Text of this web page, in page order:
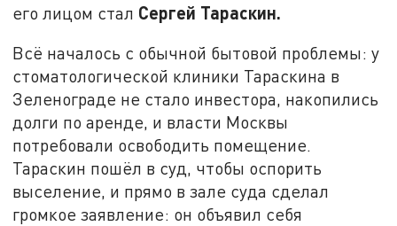
его лицом стал Сергей Тараскин.
Всё началось с обычной бытовой проблемы: у
стоматологической клиники Тараскина в
Зеленограде не стало инвестора, накопились
долги по аренде, и власти Москвы
потребовали освободить помещение.
Тараскин пошёл в суд, чтобы оспорить
выселение, и прямо в зале суда сделал
громкое заявление: он объявил себя